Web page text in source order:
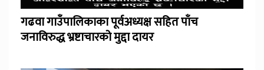
गढवा गाउँपालिकाका पूर्वअध्यक्ष सहित पाँच
जनाविरुद्ध भ्रष्टाचारको मुद्दा दायर